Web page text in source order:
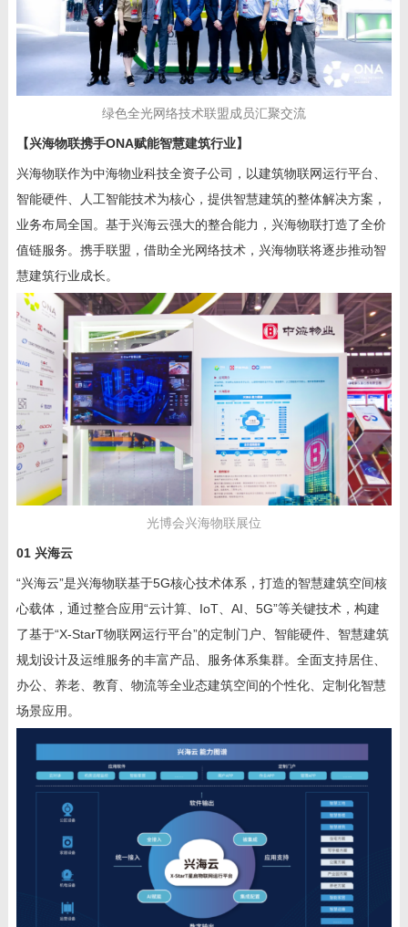
绿色全光网络技术联盟成员汇聚交流
【兴海物联携手ONA赋能智慧建筑行业】
兴海物联作为中海物业科技全资子公司，以建筑物联网运行平台、
智能硬件、人工智能技术为核心，提供智慧建筑的整体解决方案，
业务布局全国。基于兴海云强大的整合能力，兴海物联打造了全价
值链服务。携手联盟，借助全光网络技术，兴海物联将逐步推动智
慧建筑行业成长。
光博会兴海物联展位
01兴海云
“兴海云”是兴海物联基于5G核心技术体系，打造的智慧建筑空间核
心载体，通过整合应用“云计算、IoT、AI、5G”等关键技术，构建
了基于“X-StarT物联网运行平台”的定制门户、智能硬件、智慧建筑
规划设计及运维服务的丰富产品、服务体系集群。全面支持居住、
办公、养老、教育、物流等全业态建筑空间的个性化、定制化智慧
场景应用。